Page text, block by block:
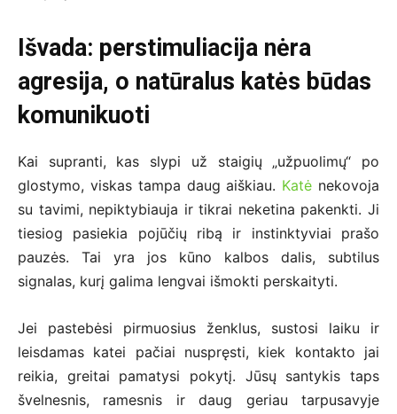
Išvada: perstimuliacija nėra
agresija, o natūralus katės būdas
komunikuoti
Kai supranti, kas slypi už staigių „užpuolimų“ po
glostymo, viskas tampa daug aiškiau. Katė nekovoja
su tavimi, nepiktybiauja ir tikrai neketina pakenkti. Ji
tiesiog pasiekia pojūčių ribą ir instinktyviai prašo
pauzės. Tai yra jos kūno kalbos dalis, subtilus
signalas, kurį galima lengvai išmokti perskaityti.
Jei pastebėsi pirmuosius ženklus, sustosi laiku ir
leisdamas katei pačiai nuspręsti, kiek kontakto jai
reikia, greitai pamatysi pokytį. Jūsų santykis taps
švelnesnis, ramesnis ir daug geriau tarpusavyje